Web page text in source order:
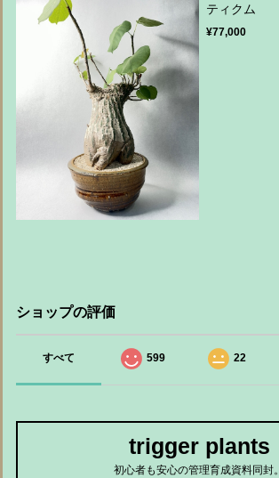
ティクム
¥77,000
ショップの評価
すべて 599 22
trigger plants
初心者も安心の管理育成資料同封。